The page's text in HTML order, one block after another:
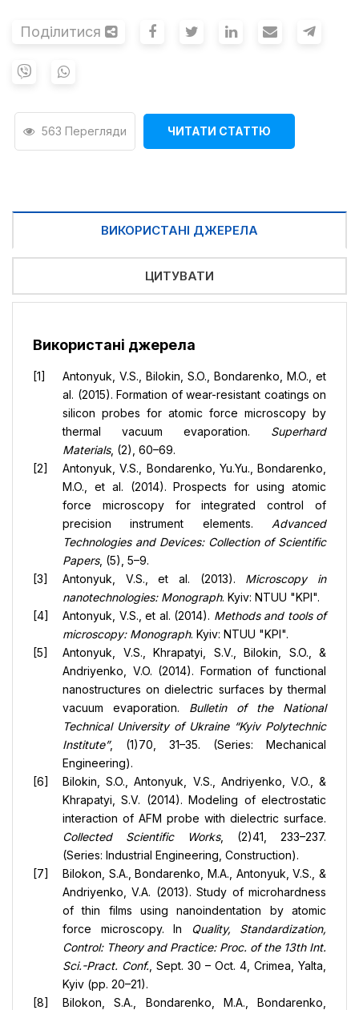
Поділитися
563 Перегляди ЧИТАТИ СТАТТЮ
ВИКОРИСТАНІ ДЖЕРЕЛА
ЦИТУВАТИ
Використані джерела
Antonyuk, V.S., Bilokin, S.O., Bondarenko, M.O., et
al. (2015). Formation of wear-resistant coatings on
silicon probes for atomic force microscopy by
thermal vacuum evaporation. Superhard
Materials, (2), 60–69.
Antonyuk, V.S., Bondarenko, Yu.Yu., Bondarenko,
M.O., et al. (2014). Prospects for using atomic
force microscopy for integrated control of
precision instrument elements. Advanced
Technologies and Devices: Collection of Scientific
Papers, (5), 5–9.
Antonyuk, V.S., et al. (2013). Microscopy in
nanotechnologies: Monograph. Kyiv: NTUU "KPI".
Antonyuk, V.S., et al. (2014). Methods and tools of
microscopy: Monograph. Kyiv: NTUU "KPI".
Antonyuk, V.S., Khrapatyi, S.V., Bilokin, S.O., &
Andriyenko, V.O. (2014). Formation of functional
nanostructures on dielectric surfaces by thermal
vacuum evaporation. Bulletin of the National
Technical University of Ukraine “Kyiv Polytechnic
Institute”, (1)70, 31–35. (Series: Mechanical
Engineering).
Bilokin, S.O., Antonyuk, V.S., Andriyenko, V.O., &
Khrapatyi, S.V. (2014). Modeling of electrostatic
interaction of AFM probe with dielectric surface.
Collected Scientific Works, (2)41, 233–237.
(Series: Industrial Engineering, Construction).
Bilokon, S.A., Bondarenko, M.A., Antonyuk, V.S., &
Andriyenko, V.A. (2013). Study of microhardness
of thin films using nanoindentation by atomic
force microscopy. In
Quality, Standardization,
Control: Theory and Practice: Proc. of the 13th Int.
Sci.-Pract. Conf. , Sept. 30 – Oct. 4, Crimea, Yalta,
Kyiv (pp. 20–21).
Bilokon, S.A., Bondarenko, M.A., Bondarenko,